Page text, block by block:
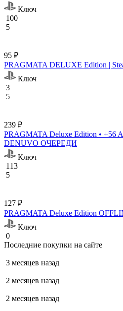
Ключ
100
5
95 ₽
PRAGMATA DELUXE Edition |
Ключ
3
5
239 ₽
PRAGMATA Deluxe Edition • +56
DENUVO ОЧЕРЕДИ
Ключ
113
5
127 ₽
PRAGMATA Deluxe Edition
Ключ
0
Последние покупки на сайте
3 месяцев назад
2 месяцев назад
2 месяцев назад